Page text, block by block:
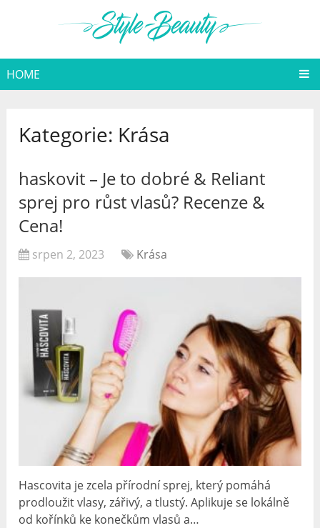
HOME
Kategorie: Krása
haskovit – Je to dobré & Reliant
sprej pro růst vlasů? Recenze &
Cena!
srpen 2, 2023 Krása
Hascovita je zcela přírodní sprej, který pomáhá
prodloužit vlasy, zářivý, a tlustý. Aplikuje se lokálně
od kořínků ke konečkům vlasů a…